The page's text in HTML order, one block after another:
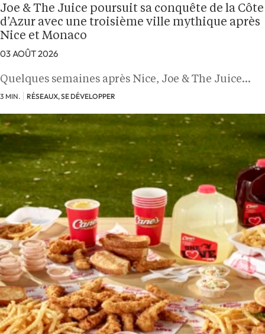
Joe & The Juice poursuit sa conquête de la Côte
d’Azur avec une troisième ville mythique après
Nice et Monaco
03 AOÛT 2026
Quelques semaines après Nice, Joe & The Juice…
3 MIN. RÉSEAUX, SE DÉVELOPPER